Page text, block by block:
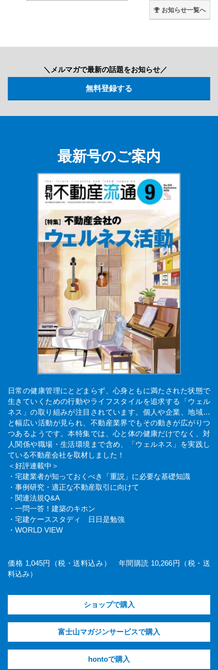
お知らせ一覧へ
＼メルマガで最新の話題をお知らせ／
最新号のご案内
日常の健康管理にとどまらず、心身ともに満たされた状態で
生きていくための行動やライフスタイルを追求する「ウェル
ネス」の取り組みが注目されています。個人や企業、地域…
と幅広い活動が見られ、不動産業界でもその動きが広がりつ
つあるようです。本特集では、心と体の健康だけでなく、対
人関係や職場・生活環境まで含め、「ウェルネス」を実践し
ている不動産会社を取材しました！
＜好評連載中＞
・宅建業者が知っておくべき「重説」に必要な基礎知識
・事例研究・適正な不動産取引に向けて
・関連法規Q&A
・一問一答！建築のキホン
・宅建ケーススタディ 日日是勉強
・WORLD VIEW
価格 1,045円（税・送料込み） 年間購読 10,266円（税・送
料込み）
ショップで購入
富士山マガジンサービスで購入
hontoで購入